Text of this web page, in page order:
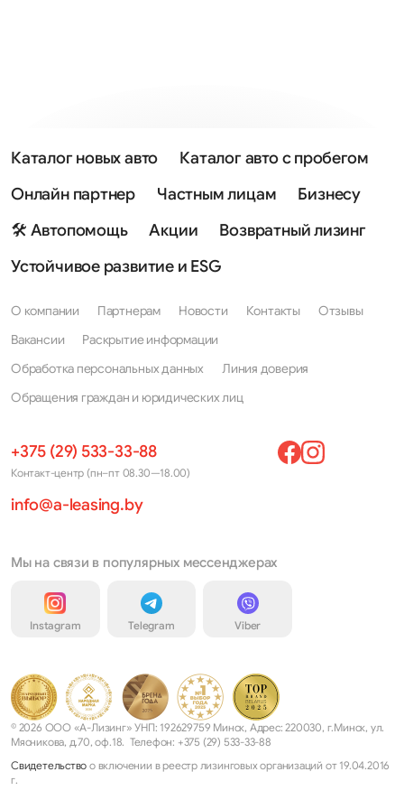
Каталог новых авто
Каталог авто с пробегом
Онлайн партнер
Частным лицам
Бизнесу
🛠 Автопомощь
Акции
Возвратный лизинг
Устойчивое развитие и ESG
О компании Партнерам Новости Контакты
Отзывы
Вакансии
Раскрытие информации
Обработка персональных данных
Линия доверия
Обращения граждан и юридических лиц
+375 (29) 533-33-88
Контакт-центр (пн–пт 08.30—18.00)
info@a-leasing.by
Мы на связи в популярных мессенджерах
Instagram Telegram Viber
© 2026 ООО «А-Лизинг» УНП: 192629759 Минск, Адрес: 220030, г.Минск, ул.
Мясникова, д.70, оф.18. Телефон: +375 (29) 533-33-88
Свидетельство о включении в реестр лизинговых организаций от 19.04.2016
г.